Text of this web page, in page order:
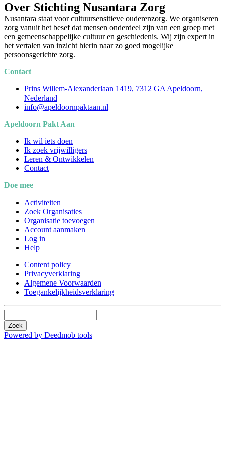
Over Stichting Nusantara Zorg
Nusantara staat voor cultuursensitieve ouderenzorg. We organiseren
zorg vanuit het besef dat mensen onderdeel zijn van een groep met
een gemeenschappelijke cultuur en geschiedenis. Wij zijn expert in
het vertalen van inzicht hierin naar zo goed mogelijke
persoonsgerichte zorg.
Contact
Prins Willem-Alexanderlaan 1419, 7312 GA Apeldoorn,
Nederland
info@apeldoornpaktaan.nl
Apeldoorn Pakt Aan
Ik wil iets doen
Ik zoek vrijwilligers
Leren & Ontwikkelen
Contact
Doe mee
Activiteiten
Zoek Organisaties
Organisatie toevoegen
Account aanmaken
Log in
Help
Content policy
Privacyverklaring
Algemene Voorwaarden
Toegankelijkheidsverklaring
Zoek
Powered by Deedmob tools